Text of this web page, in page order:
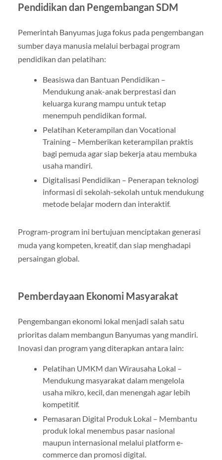
Pendidikan dan Pengembangan SDM
Pemerintah Banyumas juga fokus pada pengembangan
sumber daya manusia melalui berbagai program
pendidikan dan pelatihan:
Beasiswa dan Bantuan Pendidikan –
Mendukung anak-anak berprestasi dan
keluarga kurang mampu untuk tetap
menempuh pendidikan formal.
Pelatihan Keterampilan dan Vocational
Training – Memberikan keterampilan praktis
bagi pemuda agar siap bekerja atau membuka
usaha mandiri.
Digitalisasi Pendidikan – Penerapan teknologi
informasi di sekolah-sekolah untuk mendukung
metode belajar modern dan interaktif.
Program-program ini bertujuan menciptakan generasi
muda yang kompeten, kreatif, dan siap menghadapi
persaingan global.
Pemberdayaan Ekonomi Masyarakat
Pengembangan ekonomi lokal menjadi salah satu
prioritas dalam membangun Banyumas yang mandiri.
Inovasi dan program yang diterapkan antara lain:
Pelatihan UMKM dan Wirausaha Lokal –
Mendukung masyarakat dalam mengelola
usaha mikro, kecil, dan menengah agar lebih
kompetitif.
Pemasaran Digital Produk Lokal – Membantu
produk lokal menembus pasar nasional
maupun internasional melalui platform e-
commerce dan promosi digital.